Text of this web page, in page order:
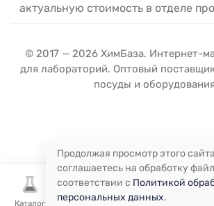
Каталог Избранное
актуальную стоимость в отделе
© 2017 — 2026 ХимБаза. Интернет-
для лабораторий. Оптовый
посуды и
Продолжая просмотр этого
соглашаетесь на обработку
соответствии с Политикой
персональных данных.